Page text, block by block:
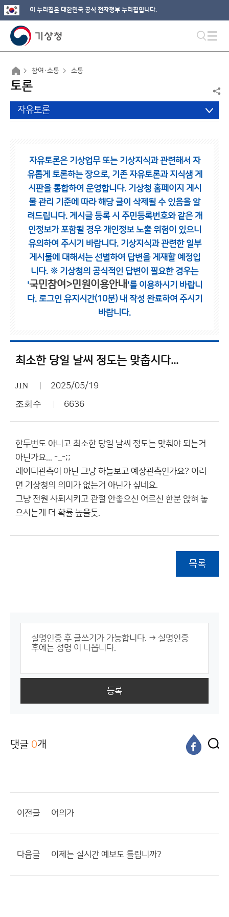
이 누리집은 대한민국 공식 전자정부 누리집입니다.
참여·소통 소통
토론
자유토론
자유토론은 기상업무 또는 기상지식과 관련해서 자
유롭게 토론하는 장으로, 기존 자유토론과 지식샘 게
시판을 통합하여 운영합니다. 기상청 홈페이지 게시
물 관리 기준에 따라 해당 글이 삭제될 수 있음을 알
려드립니다. 게시글 등록 시 주민등록번호와 같은 개
인정보가 포함될 경우 개인정보 노출 위험이 있으니
유의하여 주시기 바랍니다. 기상지식과 관련한 일부
게시물에 대해서는 선별하여 답변을 게재할 예정입
니다. ※ 기상청의 공식적인 답변이 필요한 경우는
'국민참여>민원이용안내 '를 이용하시기 바랍니
다. 로그인 유지시간(10분) 내 작성 완료하여 주시기
바랍니다.
최소한 당일 날씨 정도는 맞춥시다...
JIN 2025/05/19
조회수 6636
한두번도 아니고 최소한 당일 날씨 정도는 맞춰야 되는거
아닌가요... -_-;;
레이더관측이 아닌 그냥 하늘보고 예상관측인가요? 이러
면 기상청의 의미가 없는거 아닌가 싶네요.
그냥 전원 사퇴시키고 관절 안좋으신 어르신 한분 앉혀 놓
으시는게 더 확률 높을듯.
목록
등록
댓글 0개
이전글 어의가
다음글 이제는 실시간 예보도 틀립니까?